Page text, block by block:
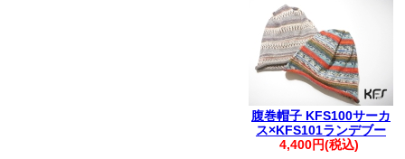
腹巻帽子 KFS100サーカ
ス×KFS101ランデブー
4,400円(税込)